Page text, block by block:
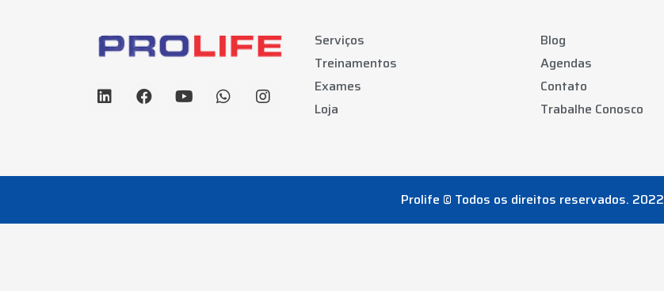
Serviços
Treinamentos
Exames
Loja
Blog
Agendas
Contato
Trabalhe Conosco
Prolife © Todos os direitos reservados. 2022